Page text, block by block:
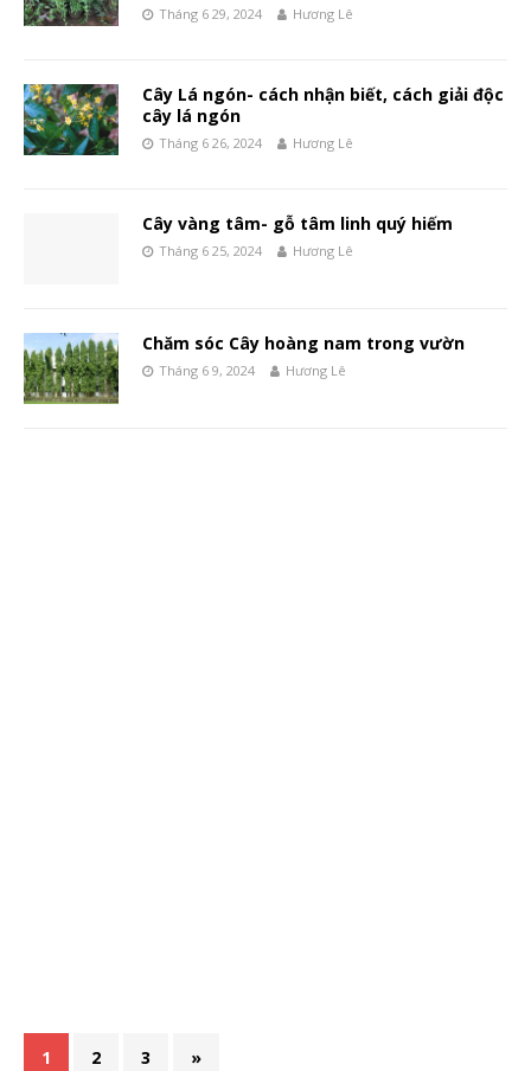
Tháng 6 29, 2024 Hương Lê
Cây Lá ngón- cách nhận biết, cách giải độc
cây lá ngón
Tháng 6 26, 2024 Hương Lê
Cây vàng tâm- gỗ tâm linh quý hiếm
Tháng 6 25, 2024 Hương Lê
Chăm sóc Cây hoàng nam trong vườn
Tháng 6 9, 2024 Hương Lê
1 2 3 »